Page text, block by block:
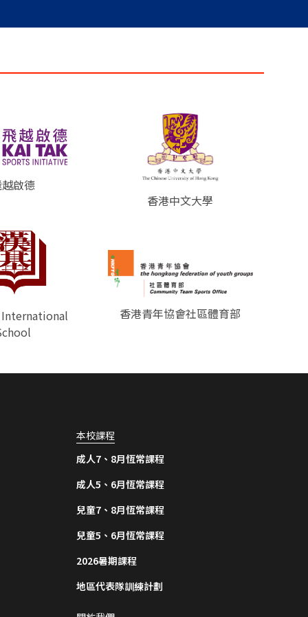
啟德
香港中文大學
International
⁠香港青年協會社區體育部
本校課程
成人7、8月恆常課程
成人5、6月恆常課程
兒童7、8月恆常課程
兒童5、6月恆常課程
2026暑期課程
地區代表隊訓練計劃